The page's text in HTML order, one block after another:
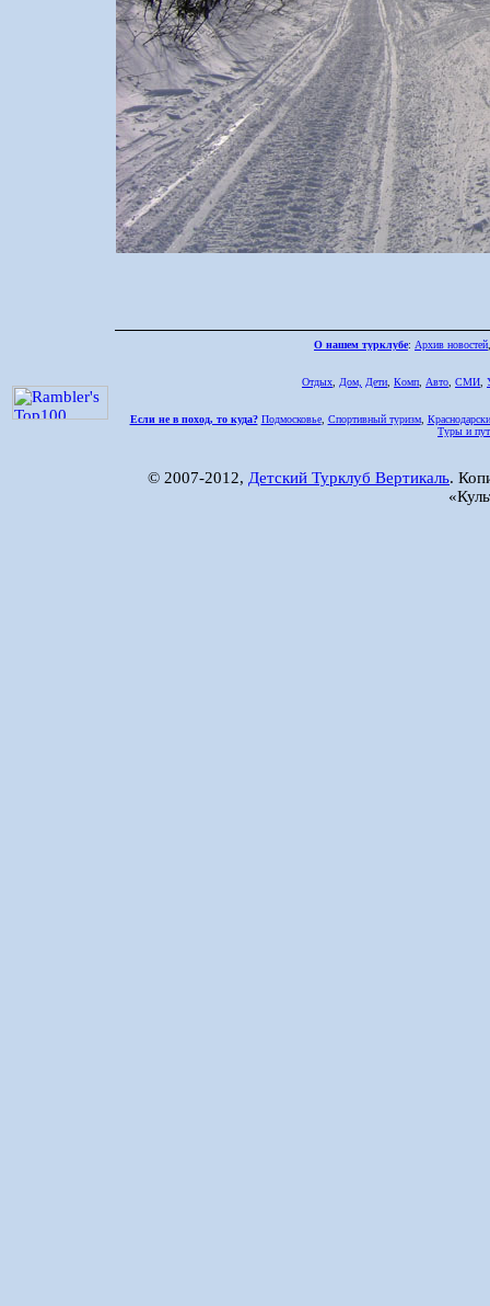
О нашем турклубе: Архив новостей
Отдых Дом, Дети Комп Авто СМИ
Если не в поход, то куда? Подмосковье, Спортивный туризм,
Туры и
© 2007-2012, Детский Турклуб Вертикаль.